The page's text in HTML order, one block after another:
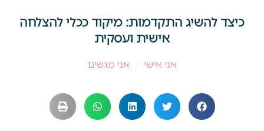
כיצד להשיג התקדמות: מיקוד ככלי להצלחה
אישית ועסקית
אני אישי אני מגשים